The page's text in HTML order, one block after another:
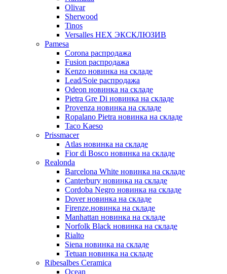
Olivar
Sherwood
Tinos
Versalles HEX ЭКСКЛЮЗИВ
Pamesa
Corona распродажа
Fusion распродажа
Kenzo новинка на складе
Lead/Soie распродажа
Odeon новинка на складе
Pietra Gre Di новинка на складе
Provenza новинка на складе
Ropalano Pietra новинка на складе
Taco Kaeso
Prissmacer
Atlas новинка на складе
Fior di Bosco новинка на складе
Realonda
Barсelona White новинка на складе
Canterbury новинка на складе
Cordoba Negro новинка на складе
Dover новинка на складе
Firenze.новинка на складе
Manhattan новинка на складе
Norfolk Black новинка на складе
Rialto
Siena новинка на складе
Tetuan новинка на складе
Ribesalbes Ceramica
Ocean